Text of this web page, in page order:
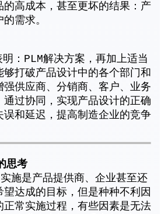
高成本，甚至更坏的结果：产
需求。
：PLM解决方案，再加上适当
够打破产品设计中的各个部门和
供应商、分销商、客户、业务
过协同，实现产品设计的正确
和延迟，提高制造企业的竞争
思考
施是产品提供商、企业甚至还
达成的目标，但是种种不利因
常实施过程，有些因素是无法